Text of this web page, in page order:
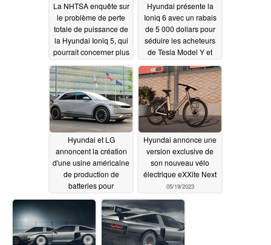
La NHTSA enquête sur
le problème de perte
totale de puissance de
la Hyundai Ioniq 5, qui
pourrait concerner plus
de 33 000 conducteurs
06/20/2023
Hyundai présente la
Ioniq 6 avec un rabais
de 5 000 dollars pour
séduire les acheteurs
de Tesla Model Y et
Model 306/17/2023
Hyundai et LG
annoncent la création
d'une usine américaine
de production de
batteries pour
véhicules électriques
qui produira 300 000
unités par an
05/27/2023
Hyundai annonce une
version exclusive de
son nouveau vélo
électrique eXXite Next
05/19/2023